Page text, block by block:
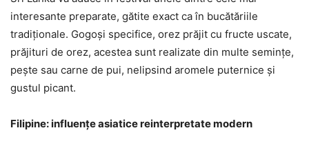
interesante preparate, gătite exact ca în bucătăriile
tradiționale. Gogoși specifice, orez prăjit cu fructe uscate,
prăjituri de orez, acestea sunt realizate din multe semințe,
pește sau carne de pui, nelipsind aromele puternice și
gustul picant.
Filipine: influențe asiatice reinterpretate modern